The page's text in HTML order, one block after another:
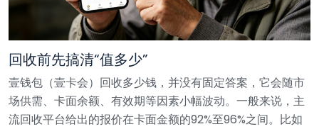
回收前先搞清“值多少”
壹钱包（壹卡会）回收多少钱，并没有固定答案，它会随市
场供需、卡面余额、有效期等因素小幅波动。一般来说，主
流回收平台给出的报价在卡面金额的92%至96%之间。比如